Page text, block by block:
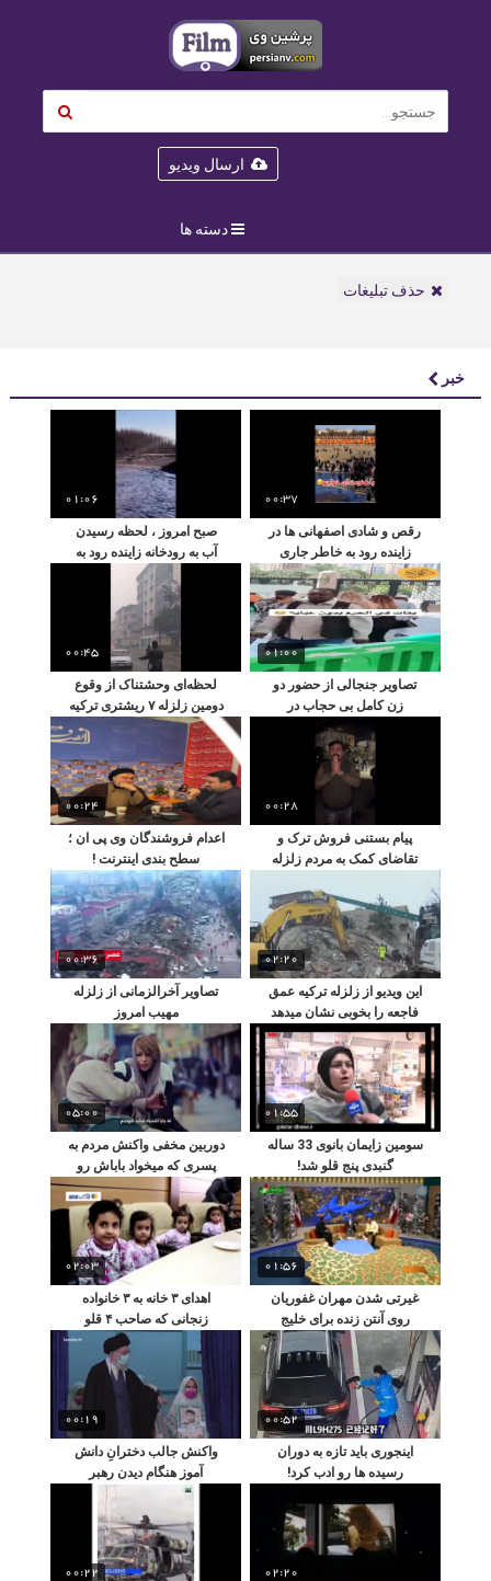
ارسال ویدیو
دسته ها
حذف تبلیغات
خبر
00:37
رقص و شادی اصفهانی ها در
زاینده رود به خاطر جاری
شدن مجدد آب در اصفهان
01:06
صبح امروز ، لحظه رسیدن
آب به رودخانه زاینده رود به
ورودی شهر اصفهان
01:00
تصاویر جنجالی از حضور دو
زن کامل بی حجاب در
مسجدالنبی
00:45
لحظه‌ای وحشتناک از وقوع
دومین زلزله ۷ ریشتری ترکیه
00:28
پیام بستنی فروش ترک و
تقاضای کمک به مردم زلزله
00:24
اعدام فروشندگان وی‌ پی‌ ان ؛
سطح بندی اینترنت !
02:20
این ویدیو از زلزله ترکیه عمق
فاجعه را بخوبی نشان میدهد
+16
00:36
تصاویر آخرالزمانی از زلزله
مهیب امروز
01:55
سومین زایمان بانوی 33 ساله
گنبدی پنج قلو شد!
05:00
دوربین مخفی واکنش مردم به
پسری که میخواد باباش رو
ببره خانه سالمندان
01:56
غیرتی شدن مهران غفوریان
روی آنتن زنده برای خلیج
فارس
02:03
اهدای ۳ خانه به ۳ خانواده
زنجانی که صاحب ۴ قلو
هستند
00:52
اینجوری باید تازه به دوران
رسیده ها رو ادب کرد!
00:19
واکنش جالب دخترانِ دانش
آموز هنگام دیدن رهبر
02:20
00:22